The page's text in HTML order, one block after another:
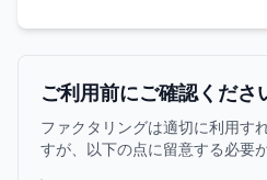
け、会計・税務の要点、契約前
ご利用前にご確認くださ
ファクタリングは適切に利用す
すが、以下の点に留意する必要